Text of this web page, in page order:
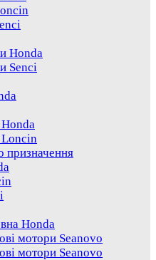
Honda
Senci
Loncin
призначення
Honda
мотори Seanovo
мотори Seanovo